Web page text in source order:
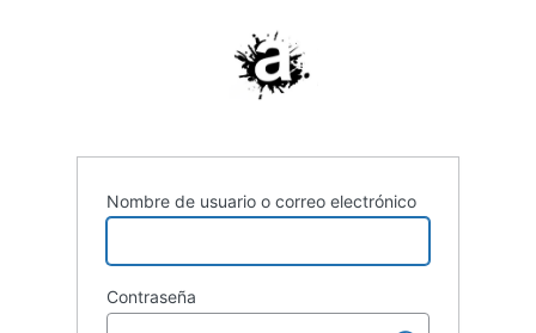
Nombre de usuario o correo electrónico
Contraseña